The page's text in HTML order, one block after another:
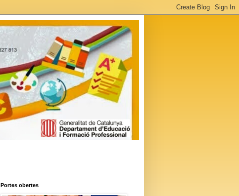
Portes obertes